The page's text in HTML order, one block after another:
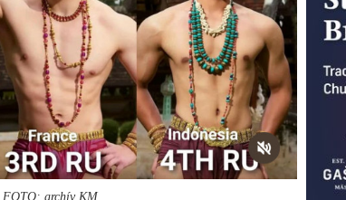
FOTO: archív KM